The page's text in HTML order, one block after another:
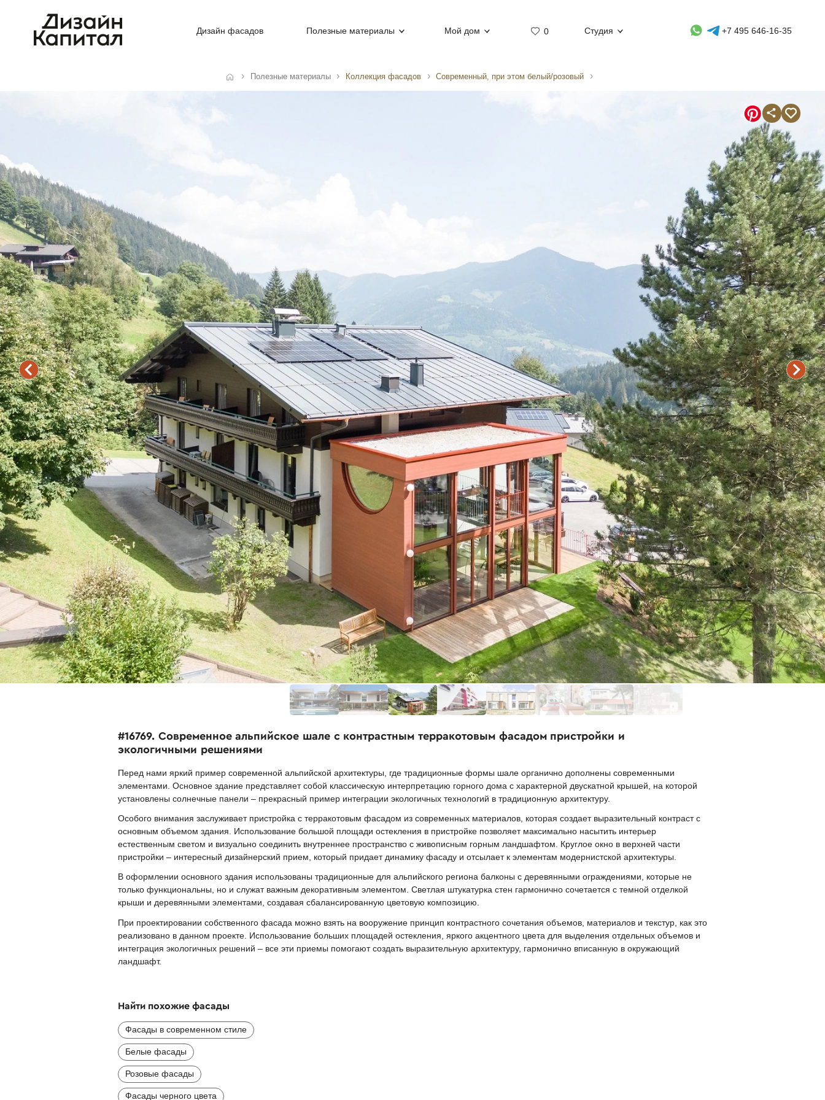
Дизайн фасадов Полезные материалы Мой дом 0 Студия Whatsapp контакт
Telegram контакт
+7 495 646-16-35
Полезные материалы Коллекция фасадов Современный, при этом белый/розовый
#16769. Современное альпийское шале с контрастным терракотовым фасадом пристройки и
экологичными решениями
Перед нами яркий пример современной альпийской архитектуры, где традиционные формы шале органично дополнены современными
элементами. Основное здание представляет собой классическую интерпретацию горного дома с характерной двускатной крышей, на которой
установлены солнечные панели – прекрасный пример интеграции экологичных технологий в традиционную архитектуру.
Особого внимания заслуживает пристройка с терракотовым фасадом из современных материалов, которая создает выразительный контраст с
основным объемом здания. Использование большой площади остекления в пристройке позволяет максимально насытить интерьер
естественным светом и визуально соединить внутреннее пространство с живописным горным ландшафтом. Круглое окно в верхней части
пристройки – интересный дизайнерский прием, который придает динамику фасаду и отсылает к элементам модернистской архитектуры.
В оформлении основного здания использованы традиционные для альпийского региона балконы с деревянными ограждениями, которые не
только функциональны, но и служат важным декоративным элементом. Светлая штукатурка стен гармонично сочетается с темной отделкой
крыши и деревянными элементами, создавая сбалансированную цветовую композицию.
При проектировании собственного фасада можно взять на вооружение принцип контрастного сочетания объемов, материалов и текстур, как это
реализовано в данном проекте. Использование больших площадей остекления, яркого акцентного цвета для выделения отдельных объемов и
интеграция экологичных решений – все эти приемы помогают создать выразительную архитектуру, гармонично вписанную в окружающий
ландшафт.
Найти похожие фасады
Фасады в современном стиле
Белые фасады
Розовые фасады
Фасады черного цвета